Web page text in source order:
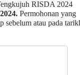
RISDA 2024
Permohonan yang
sebelum atau pada